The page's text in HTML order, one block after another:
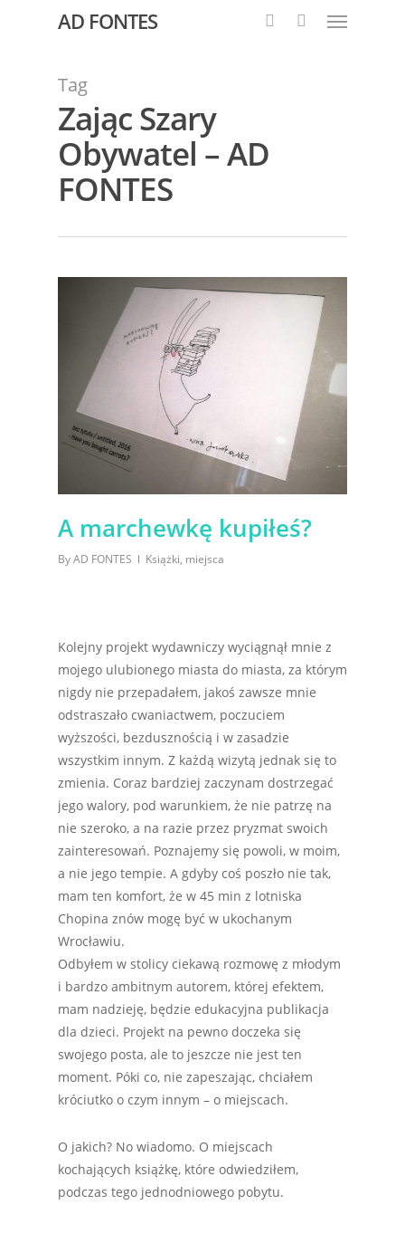
AD FONTES
Tag
Zając Szary
Obywatel – AD
FONTES
A marchewkę kupiłeś?
ByAD FONTES Książki, miejsca
Kolejny projekt wydawniczy wyciągnął mnie z
mojego ulubionego miasta do miasta, za którym
nigdy nie przepadałem, jakoś zawsze mnie
odstraszało cwaniactwem, poczuciem
wyższości, bezdusznością i w zasadzie
wszystkim innym. Z każdą wizytą jednak się to
zmienia. Coraz bardziej zaczynam dostrzegać
jego walory, pod warunkiem, że nie patrzę na
nie szeroko, a na razie przez pryzmat swoich
zainteresowań. Poznajemy się powoli, w moim,
a nie jego tempie. A gdyby coś poszło nie tak,
mam ten komfort, że w 45 min z lotniska
Chopina znów mogę być w ukochanym
Wrocławiu.
Odbyłem w stolicy ciekawą rozmowę z młodym
i bardzo ambitnym autorem, której efektem,
mam nadzieję, będzie edukacyjna publikacja
dla dzieci. Projekt na pewno doczeka się
swojego posta, ale to jeszcze nie jest ten
moment. Póki co, nie zapeszając, chciałem
króciutko o czym innym – o miejscach.
O jakich? No wiadomo. O miejscach
kochających książkę, które odwiedziłem,
podczas tego jednodniowego pobytu.